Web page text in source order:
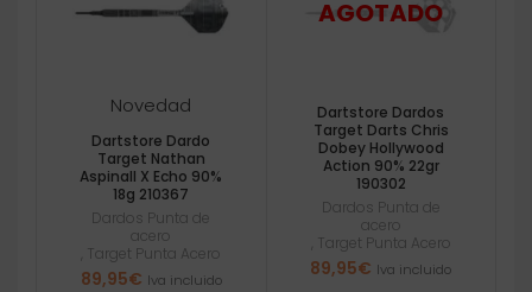
Novedad
Dartstore Dardo
Target Nathan
Aspinall X Echo 90%
18g 210367
Dardos Punta de
acero
Target Punta Acero
89,95€ Iva incluido
Dartstore Dardos
Target Darts Chris
Dobey Hollywood
Action 90% 22gr
190302
Dardos Punta de
acero
Target Punta Acero
89,95€ Iva incluido